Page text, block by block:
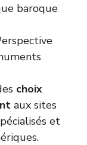
baroque
choix
aux sites
et